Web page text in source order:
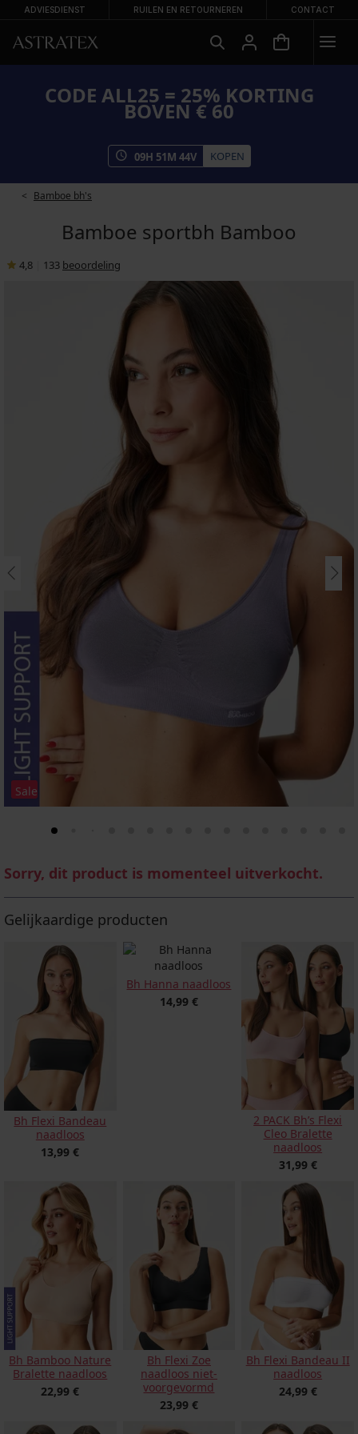
ADVIESDIENST RUILEN EN RETOURNEREN CONTACT
CODE ALL25 = 25% KORTING
BOVEN € 60
09H 51M 44V KOPEN
Bamboe bh's
Bamboe sportbh Bamboo
4,8 133 beoordeling
Sale
Sorry, dit product is momenteel uitverkocht.
Gelijkaardige producten
Bh Flexi Bandeau
naadloos
13,99 €
Bh Hanna naadloos
14,99 €
2 PACK Bh’s Flexi
Cleo Bralette
naadloos
31,99 €
Bh Bamboo Nature
Bralette naadloos
22,99 €
Bh Flexi Zoe
naadloos niet-
voorgevormd
23,99 €
Bh Flexi Bandeau II
naadloos
24,99 €